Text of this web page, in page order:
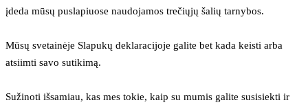
įdeda mūsų puslapiuose naudojamos trečiųjų šalių tarnybos.
Mūsų svetainėje Slapukų deklaracijoje galite bet kada keisti arba
atsiimti savo sutikimą.
Sužinoti išsamiau, kas mes tokie, kaip su mumis galite susisiekti ir